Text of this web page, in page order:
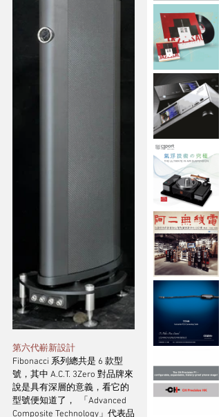
第六代嶄新設計
Fibonacci 系列總共是 6 款型
號，其中 A.C.T. 3Zero 對品牌來
說是具有深層的意義，看它的
型號便知道了，  「Advanced
Composite Technology」代表品